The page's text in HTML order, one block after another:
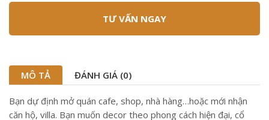
TƯ VẤN NGAY
MÔ TẢ ĐÁNH GIÁ (0)
Bạn dự định mở quán cafe, shop, nhà hàng…hoặc mới nhận
căn hộ, villa. Bạn muốn decor theo phong cách hiện đại, cổ